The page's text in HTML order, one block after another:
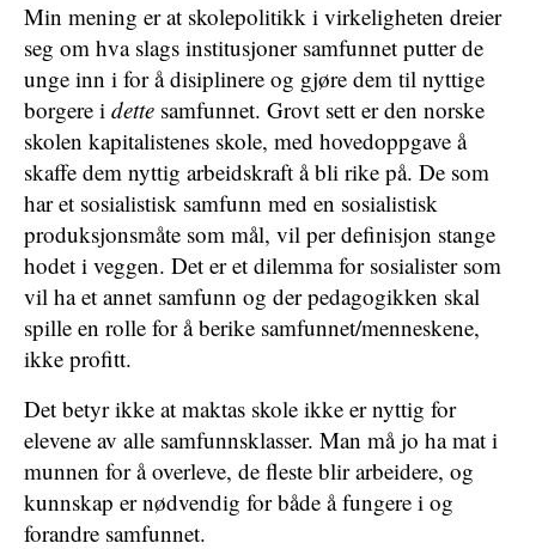
Min mening er at skolepolitikk i virkeligheten dreier
seg om hva slags institusjoner samfunnet putter de
unge inn i for å disiplinere og gjøre dem til nyttige
borgere i dette samfunnet. Grovt sett er den norske
skolen kapitalistenes skole, med hovedoppgave å
skaffe dem nyttig arbeidskraft å bli rike på. De som
har et sosialistisk samfunn med en sosialistisk
produksjonsmåte som mål, vil per definisjon stange
hodet i veggen. Det er et dilemma for sosialister som
vil ha et annet samfunn og der pedagogikken skal
spille en rolle for å berike samfunnet/menneskene,
ikke profitt.
Det betyr ikke at maktas skole ikke er nyttig for
elevene av alle samfunnsklasser. Man må jo ha mat i
munnen for å overleve, de fleste blir arbeidere, og
kunnskap er nødvendig for både å fungere i og
forandre samfunnet.